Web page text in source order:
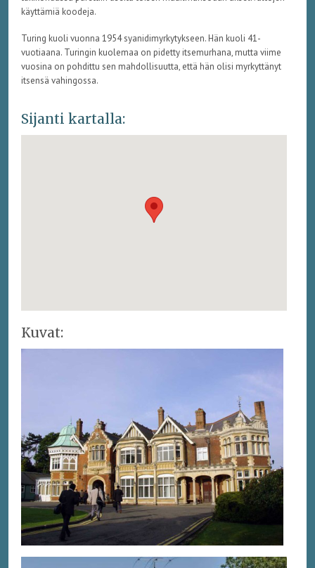
käyttämiä koodeja.
Turing kuoli vuonna 1954 syanidimyrkytykseen. Hän kuoli 41-
vuotiaana. Turingin kuolemaa on pidetty itsemurhana, mutta viime
vuosina on pohdittu sen mahdollisuutta, että hän olisi myrkyttänyt
itsensä vahingossa.
Sijanti kartalla:
Kuvat: